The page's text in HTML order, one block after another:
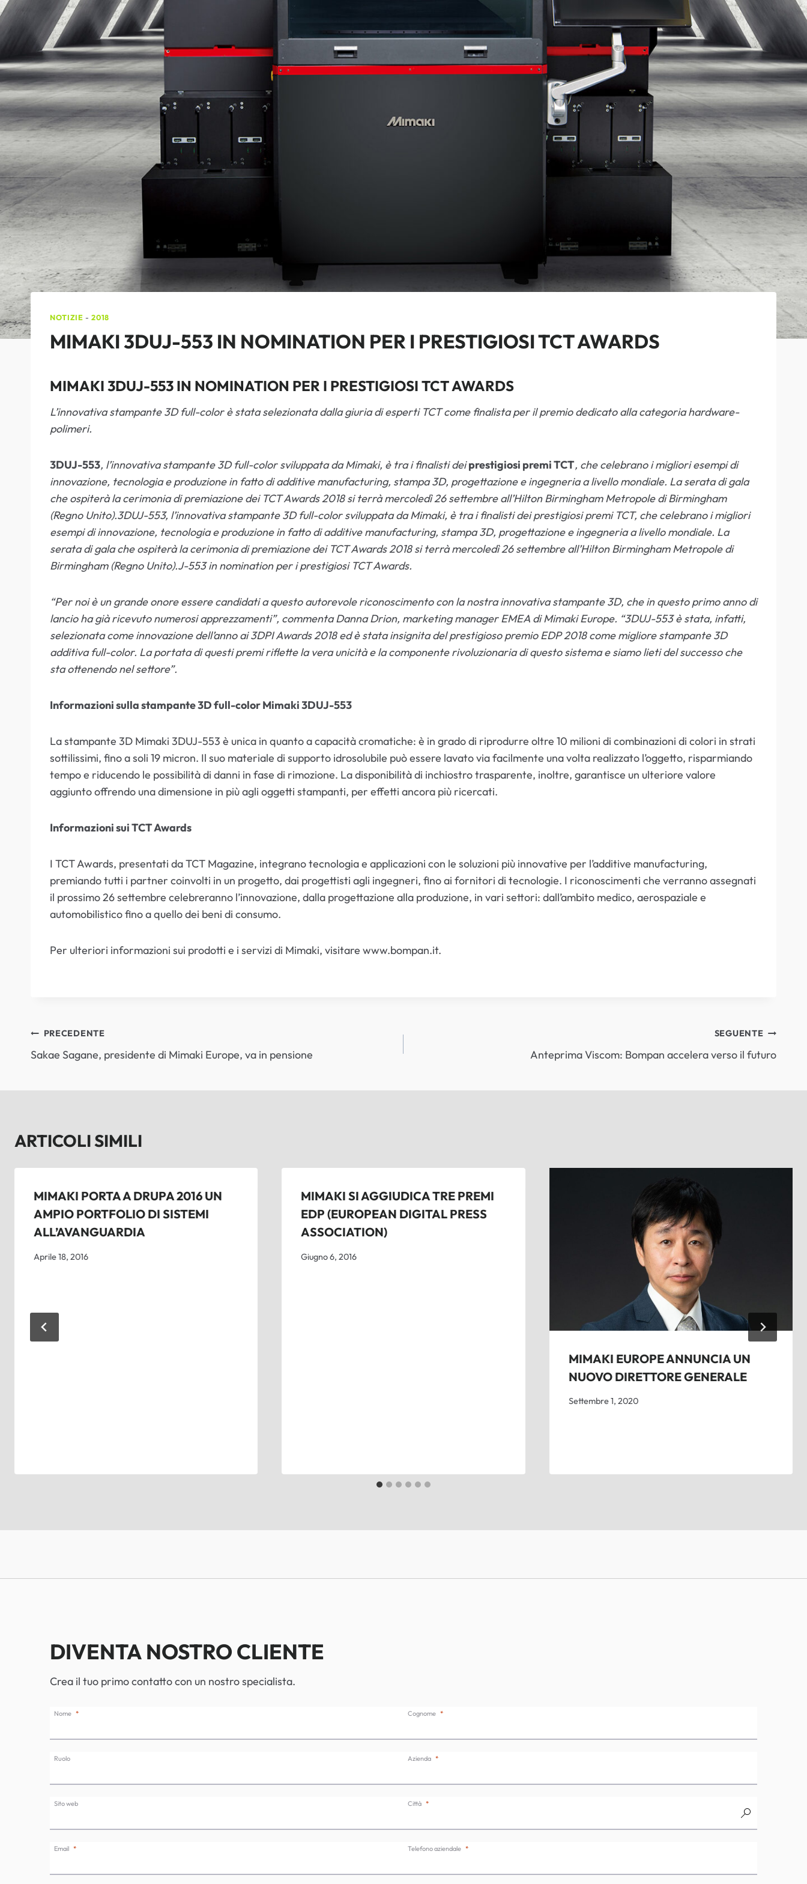
NOTIZIE -2018
MIMAKI 3DUJ-553 IN NOMINATION PER I PRESTIGIOSI TCT AWARDS
MIMAKI 3DUJ-553 IN NOMINATION PER I PRESTIGIOSI TCT AWARDS
L’innovativa stampante 3D full-color è stata selezionata dalla giuria di esperti TCT come finalista per il premio dedicato alla categoria hardware-
polimeri.
3DUJ-553, l’innovativa stampante 3D full-color sviluppata da Mimaki, è tra i finalisti deiprestigiosi premi TCT, che celebrano i migliori esempi di
innovazione, tecnologia e produzione in fatto di additive manufacturing, stampa 3D, progettazione e ingegneria a livello mondiale. La serata di gala
che ospiterà la cerimonia di premiazione dei TCT Awards 2018 si terrà mercoledì 26 settembre all’Hilton Birmingham Metropole di Birmingham
(Regno Unito).3DUJ-553, l’innovativa stampante 3D full-color sviluppata da Mimaki, è tra i finalisti dei prestigiosi premi TCT, che celebrano i migliori
esempi di innovazione, tecnologia e produzione in fatto di additive manufacturing, stampa 3D, progettazione e ingegneria a livello mondiale. La
serata di gala che ospiterà la cerimonia di premiazione dei TCT Awards 2018 si terrà mercoledì 26 settembre all’Hilton Birmingham Metropole di
Birmingham (Regno Unito).J-553 in nomination per i prestigiosi TCT Awards.
“Per noi è un grande onore essere candidati a questo autorevole riconoscimento con la nostra innovativa stampante 3D, che in questo primo anno di
lancio ha già ricevuto numerosi apprezzamenti”, commenta Danna Drion, marketing manager EMEA di Mimaki Europe. “3DUJ-553 è stata, infatti,
selezionata come innovazione dell’anno ai 3DPI Awards 2018 ed è stata insignita del prestigioso premio EDP 2018 come migliore stampante 3D
additiva full-color. La portata di questi premi riflette la vera unicità e la componente rivoluzionaria di questo sistema e siamo lieti del successo che
sta ottenendo nel settore”.
Informazioni sulla stampante 3D full-color Mimaki 3DUJ-553
La stampante 3D Mimaki 3DUJ-553 è unica in quanto a capacità cromatiche: è in grado di riprodurre oltre 10 milioni di combinazioni di colori in strati
sottilissimi, fino a soli 19 micron. Il suo materiale di supporto idrosolubile può essere lavato via facilmente una volta realizzato l’oggetto, risparmiando
tempo e riducendo le possibilità di danni in fase di rimozione. La disponibilità di inchiostro trasparente, inoltre, garantisce un ulteriore valore
aggiunto offrendo una dimensione in più agli oggetti stampanti, per effetti ancora più ricercati.
Informazioni sui TCT Awards
I TCT Awards, presentati da TCT Magazine, integrano tecnologia e applicazioni con le soluzioni più innovative per l’additive manufacturing,
premiando tutti i partner coinvolti in un progetto, dai progettisti agli ingegneri, fino ai fornitori di tecnologie. I riconoscimenti che verranno assegnati
il prossimo 26 settembre celebreranno l’innovazione, dalla progettazione alla produzione, in vari settori: dall’ambito medico, aerospaziale e
automobilistico fino a quello dei beni di consumo.
Per ulteriori informazioni sui prodotti e i servizi di Mimaki, visitare www.bompan.it.
NAVIGAZIONE
ARTICOLI
PRECEDENTE
Sakae Sagane, presidente di Mimaki Europe, va in pensione
SEGUENTE
Anteprima Viscom: Bompan accelera verso il futuro
ARTICOLI SIMILI
MIMAKI PORTA A DRUPA 2016 UN
AMPIO PORTFOLIO DI SISTEMI
ALL’AVANGUARDIA
Aprile 18, 2016
MIMAKI SI AGGIUDICA TRE PREMI
EDP (EUROPEAN DIGITAL PRESS
ASSOCIATION)
Giugno 6, 2016
MIMAKI EUROPE ANNUNCIA UN
NUOVO DIRETTORE GENERALE
Settembre 1, 2020
DIVENTA NOSTRO CLIENTE
Crea il tuo primo contatto con un nostro specialista.
Nome
Ruolo
Sito web
Email
Cognome
Azienda
Città
Telefono aziendale